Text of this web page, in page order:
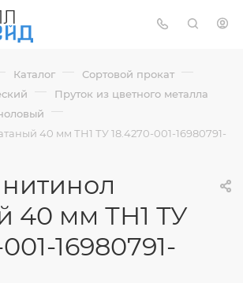
Каталог — Сортовой прокат —
— Пруток из цветного металла
—
40 мм ТН1 ТУ 18.4270-001-16980791-
40 мм ТН1 ТУ
16980791-